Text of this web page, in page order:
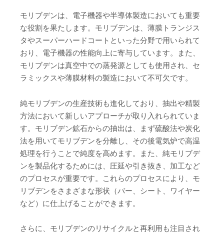
モリブデンは、電子機器や半導体製造においても重要
な役割を果たします。モリブデンは、薄膜トランジス
タやスーパーハードコートといった分野で用いられて
おり、電子機器の性能向上に寄与しています。また、
モリブデンは真空中での蒸発源としても使用され、セ
ラミックスや薄膜材料の製造において不可欠です。
純モリブデンの生産技術も進化しており、抽出や精製
方法において新しいアプローチが取り入れられていま
す。モリブデン鉱石からの抽出は、まず硫酸法や炭化
法を用いてモリブデンを分離し、その後電気炉で高温
処理を行うことで純度を高めます。また、純モリブデ
ンを製品化するためには、圧延や引き抜き、加工など
のプロセスが重要です。これらのプロセスにより、モ
リブデンをさまざまな形状（バー、シート、ワイヤー
など）に仕上げることができます。
さらに、モリブデンのリサイクルと再利用も注目され